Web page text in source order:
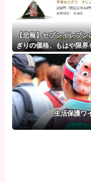
【悲報】セブンイレブン
ぎりの価格、もはや限界
る
生活保護ワ